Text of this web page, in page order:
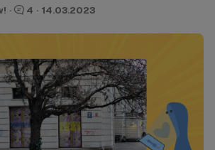
· 4 · 14.03.2023